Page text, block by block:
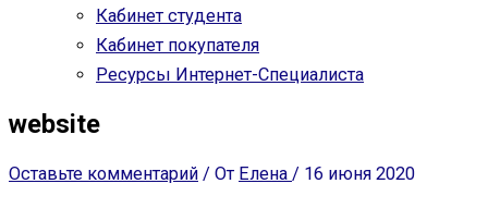
Кабинет студента
Кабинет покупателя
Ресурсы Интернет-Специалиста
website
Оставьте комментарий / От Елена / 16 июня 2020